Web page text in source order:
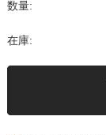
数量:
在庫: